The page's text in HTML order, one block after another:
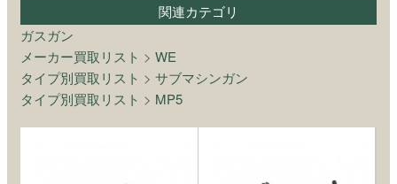
関連カテゴリ
ガスガン
メーカー買取リスト > WE
タイプ別買取リスト > サブマシンガン
タイプ別買取リスト > MP5